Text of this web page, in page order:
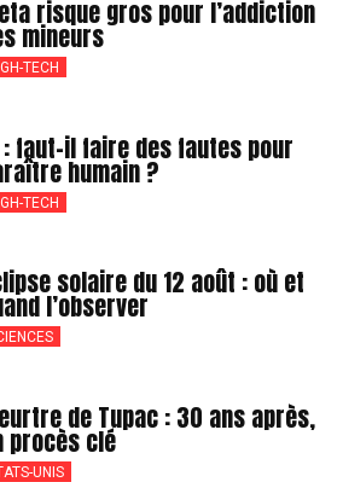
risque gros pour l’addiction
mineurs
TECH
: faut-il faire des fautes pour
humain ?
TECH
solaire du 12 août : où et
l’observer
de Tupac : 30 ans après,
procès clé
UNIS